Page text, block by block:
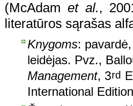
(McAdamet al.,
literatūros sąrašas
Knygoms:
leidėjas. Pvz.,
Management, 3rd
International